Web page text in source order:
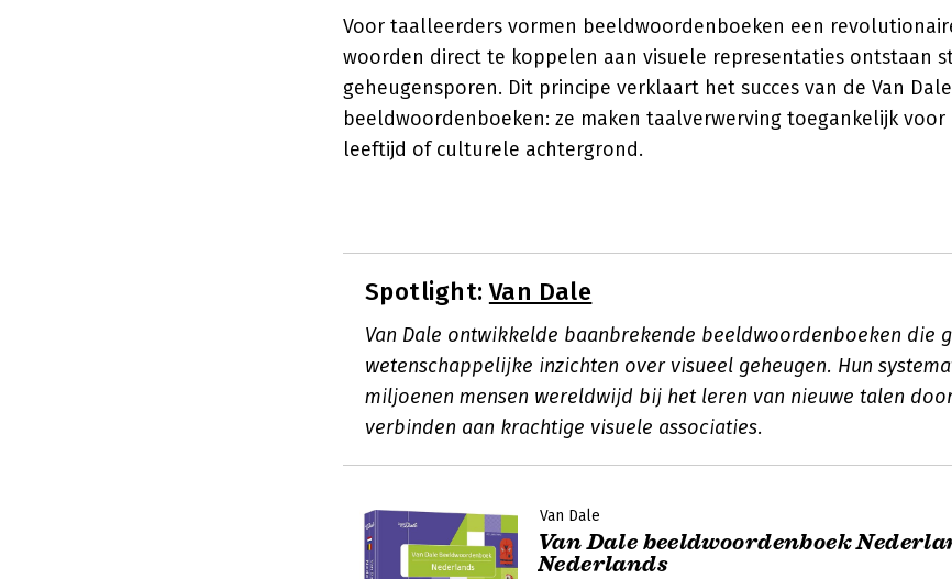
Voor taalleerders vormen beeldwoordenboeken een
woorden direct te koppelen aan visuele representaties ontstaan
geheugensporen. Dit principe verklaart het succes van de Van Dale
beeldwoordenboeken: ze maken taalverwerving toegankelijk
leeftijd of culturele achtergrond.
Spotlight: Van Dale
Van Dale ontwikkelde baanbrekende beeldwoordenboeken die
wetenschappelijke inzichten over visueel geheugen. Hun
miljoenen mensen wereldwijd bij het leren van nieuwe talen
verbinden aan krachtige visuele associaties.
Van Dale
Van Dale beeldwoordenboek
Nederlands